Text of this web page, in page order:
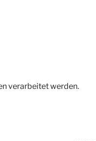
verarbeitet werden.